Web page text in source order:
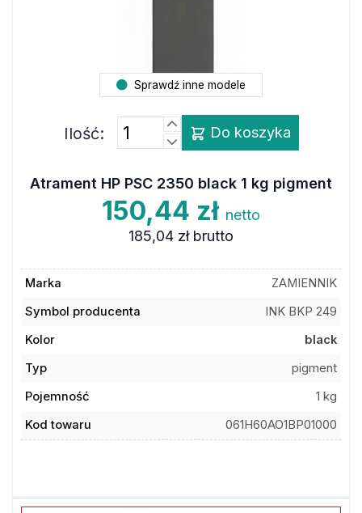
Sprawdź inne modele
Ilość: Do koszyka
Atrament HP PSC 2350 black 1 kg pigment
150,44 zł netto
185,04 zł brutto
Marka
ZAMIENNIK
Symbol producenta
INK BKP 249
Kolor
black
Typ
pigment
Pojemność
1 kg
Kod towaru
061H60AO1BP01000